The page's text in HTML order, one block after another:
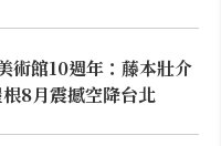
術館10週年：藤本壯介
8月震撼空降台北